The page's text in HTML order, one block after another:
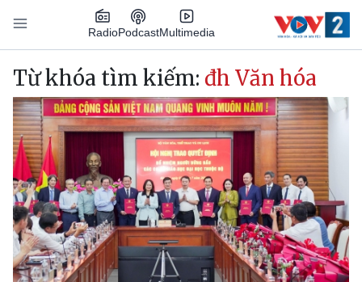
Nhảy đến nội dung
RadioPodcastMultimedia
Main navigation
Từ khóa tìm kiếm: đh Văn hóa